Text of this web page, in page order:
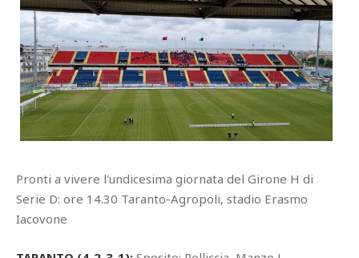
Pronti a vivere l'undicesima giornata del Girone H di
Serie D: ore 14.30 Taranto-Agropoli, stadio Erasmo
Iacovone